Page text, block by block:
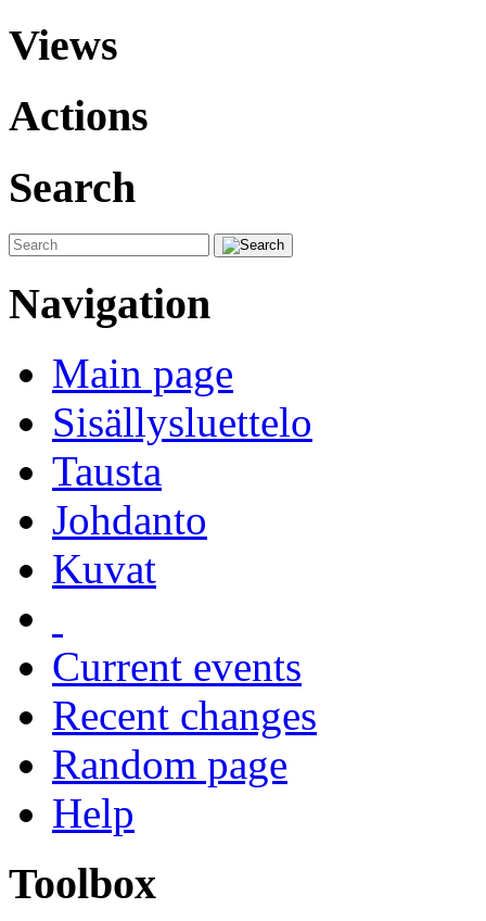
Views
Actions
Search
Navigation
Main page
Sisällysluettelo
Tausta
Johdanto
Kuvat
Current events
Recent changes
Random page
Help
Toolbox